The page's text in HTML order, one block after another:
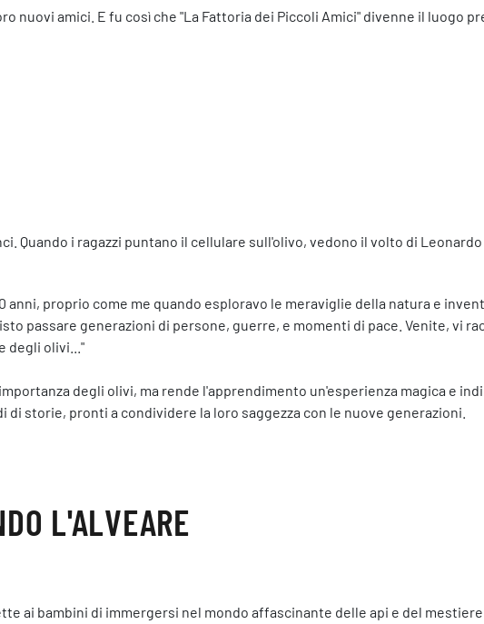
nuovi amici. E fu così che "La Fattoria dei Piccoli Amici" divenne il luogo
Quando i ragazzi puntano il cellulare sull'olivo, vedono il volto di
anni, proprio come me quando esploravo le meraviglie della natura e
passare generazioni di persone, guerre, e momenti di pace. Venite, vi
degli olivi..."
degli olivi, ma rende l'apprendimento un'esperienza magica e
storie, pronti a condividere la loro saggezza con le nuove generazioni.
L'ALVEARE
ai bambini di immergersi nel mondo affascinante delle api e del